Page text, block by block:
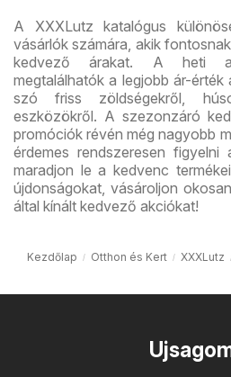
A XXXLutz katalógus
vásárlók számára, akik
kedvező árakat. A heti
megtalálhatók a legjobb ár-érték
szó friss zöldségekről,
eszközökről. A szezonzáró
promóciók révén még nagyobb
érdemes rendszeresen
maradjon le a kedvenc
újdonságokat, vásároljon
által kínált kedvező akciókat!
Kezdőlap Otthon és Kert XXXLutz